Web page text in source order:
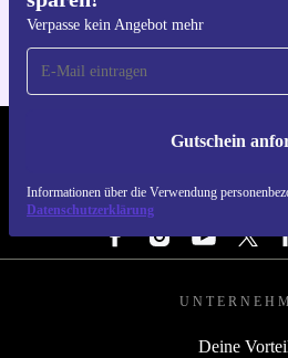
Verpasse kein Angebot mehr
Gutschein
Informationen über die Verwendung
Datenschutzerklärung
REFURBED
FOLGE
Deine